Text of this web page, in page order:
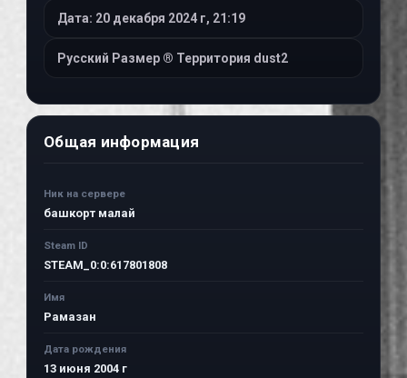
Дата: 20 декабря 2024 г, 21:19
Русский Размер ® Территория dust2
Общая информация
Ник на сервере
башкорт малай
Steam ID
STEAM_0:0:617801808
Имя
Рамазан
Дата рождения
13 июня 2004 г